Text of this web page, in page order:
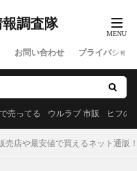
調査隊
お問い合わせ プライバシー
売ってる ウルラブ 市販 ヒフの
売店や最安値で買えるネット通販